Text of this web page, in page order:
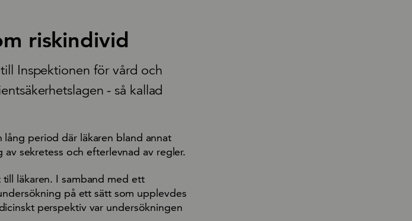
riskindivid
Inspektionen för vård och
- så kallad
lång period där läkaren bland annat
sekretess och efterlevnad av regler.
läkaren. I samband med ett
på ett sätt som upplevdes
perspektiv var undersökningen